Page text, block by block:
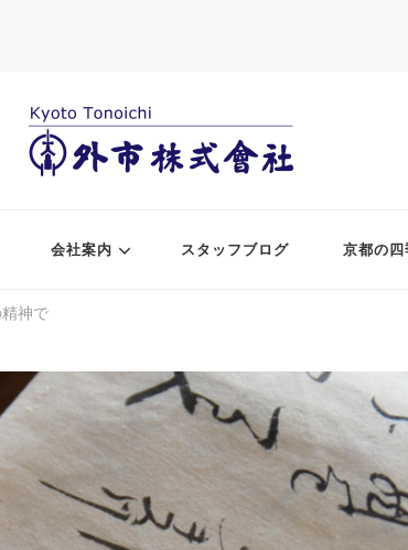
会社案内 スタッフブログ 京都の四
神で